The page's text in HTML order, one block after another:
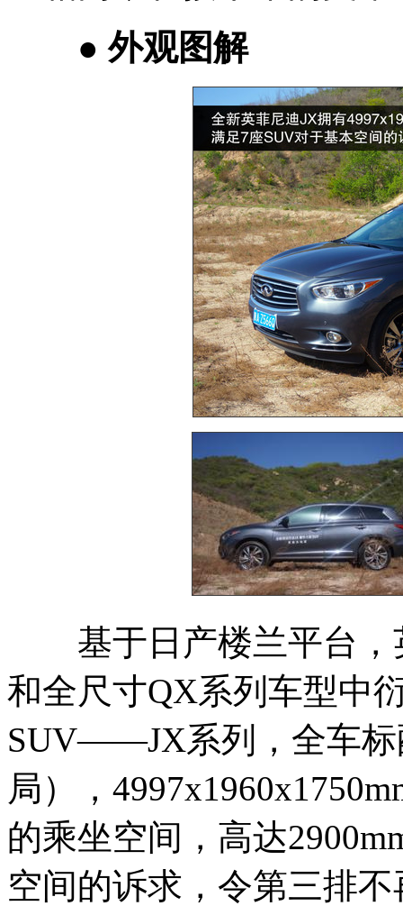
● 外观图解
基于日产楼兰平台，
和全尺寸QX系列车型中
SUV——JX系列，全车标
局），
的乘坐空间，高达
空间的诉求，令第三排